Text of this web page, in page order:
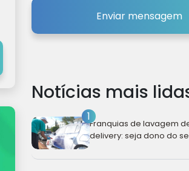
Notícias mais
1
Franquias de lavagem
delivery: seja dono do
Enviar mensagem